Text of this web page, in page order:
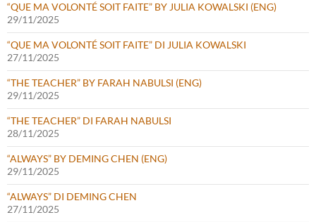
“QUE MA VOLONTÉ SOIT FAITE” BY JULIA KOWALSKI (ENG)
29/11/2025
“QUE MA VOLONTÉ SOIT FAITE” DI JULIA KOWALSKI
27/11/2025
“THE TEACHER” BY FARAH NABULSI (ENG)
29/11/2025
“THE TEACHER” DI FARAH NABULSI
28/11/2025
“ALWAYS” BY DEMING CHEN (ENG)
29/11/2025
“ALWAYS” DI DEMING CHEN
27/11/2025